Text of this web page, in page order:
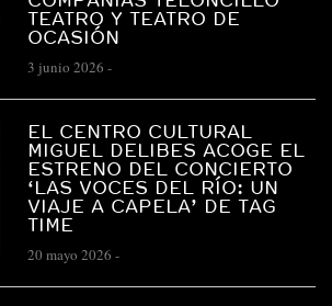
TEATRO Y TEATRO DE
OCASIÓN
3 junio 2026 -
EL CENTRO CULTURAL
MIGUEL DELIBES ACOGE EL
ESTRENO DEL CONCIERTO
‘LAS VOCES DEL RÍO: UN
VIAJE A CAPELA’ DE TAG
TIME
20 mayo 2026 -